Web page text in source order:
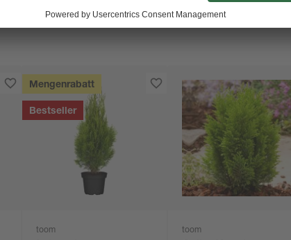
Mengenrabatt
Bestseller
toom toom